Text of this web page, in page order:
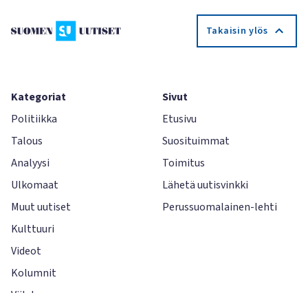
Takaisin ylös
Kategoriat
Politiikka
Talous
Analyysi
Ulkomaat
Muut uutiset
Kulttuuri
Videot
Kolumnit
Sivut
Etusivu
Suosituimmat
Toimitus
Lähetä uutisvinkki
Perussuomalainen-lehti